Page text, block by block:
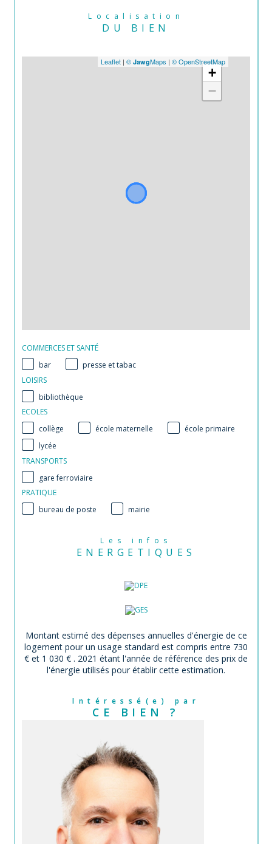
Localisation
DU BIEN
+
−
Leaflet | © JawgMaps | © OpenStreetMap
COMMERCES ET SANTÉ
bar
presse et tabac
LOISIRS
bibliothèque
ECOLES
collège
école maternelle
école primaire
lycée
TRANSPORTS
gare ferroviaire
PRATIQUE
bureau de poste
mairie
Les infos
ENERGETIQUES
Montant estimé des dépenses annuelles d'énergie de ce
logement pour un usage standard est compris entre 730
€ et 1 030 € . 2021 étant l'année de référence des prix de
l'énergie utilisés pour établir cette estimation.
Intéressé(e) par
CE BIEN ?